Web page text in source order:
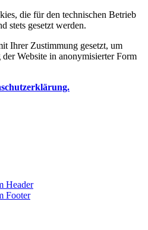
die für den technischen Betrieb
stets gesetzt werden.
Ihrer Zustimmung gesetzt, um
Website in anonymisierter Form
Header
Footer